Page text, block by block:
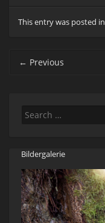
This entry was posted in
Post navigation
← Previous
Search
Bildergalerie